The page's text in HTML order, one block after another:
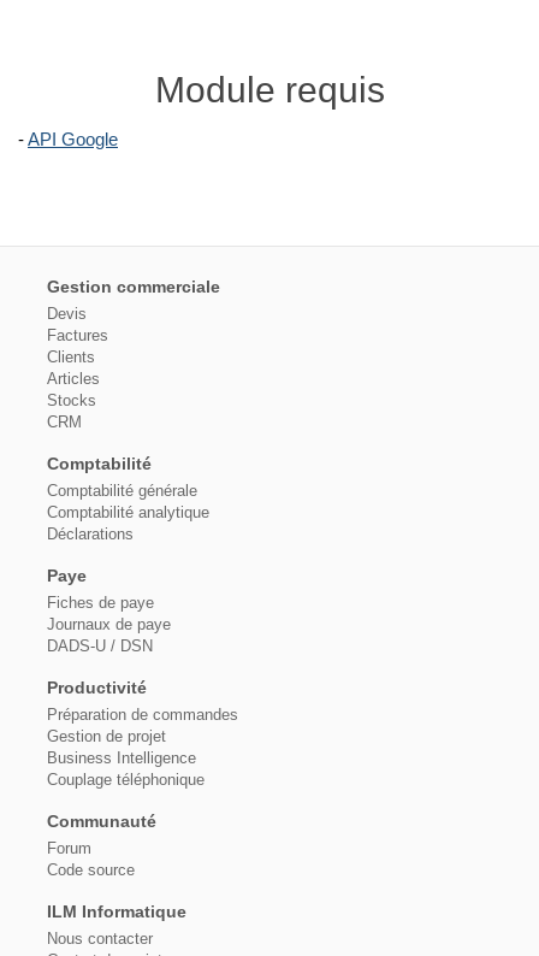
Module requis
-API Google
Gestion commerciale
Devis
Factures
Clients
Articles
Stocks
CRM
Comptabilité
Comptabilité générale
Comptabilité analytique
Déclarations
Paye
Fiches de paye
Journaux de paye
DADS-U / DSN
Productivité
Préparation de commandes
Gestion de projet
Business Intelligence
Couplage téléphonique
Communauté
Forum
Code source
ILM Informatique
Nous contacter